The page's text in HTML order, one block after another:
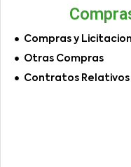
Compras y
Otras Compras
Contratos Relativos